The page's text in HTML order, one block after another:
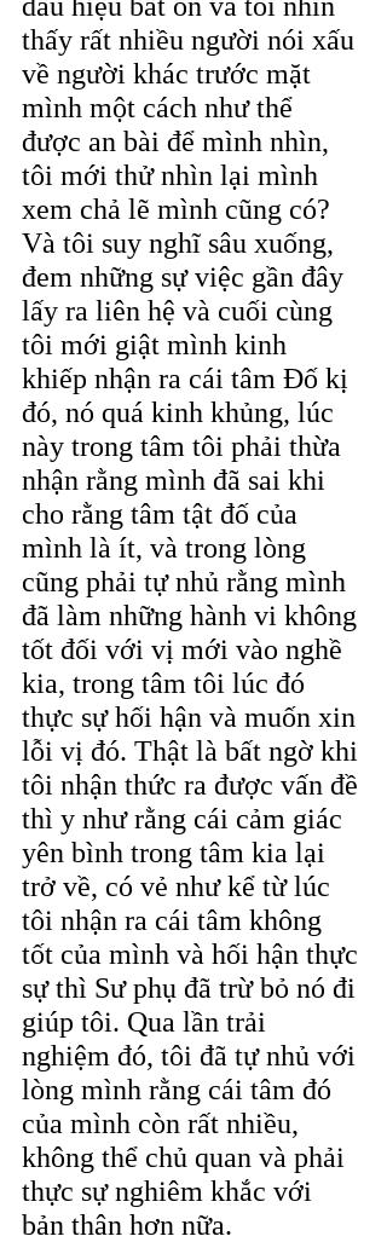
thấy rất nhiều người nói xấu
về người khác trước mặt
mình một cách như thể
được an bài để mình nhìn,
tôi mới thử nhìn lại mình
xem chả lẽ mình cũng có?
Và tôi suy nghĩ sâu xuống,
đem những sự việc gần đây
lấy ra liên hệ và cuối cùng
tôi mới giật mình kinh
khiếp nhận ra cái tâm Đố kị
đó, nó quá kinh khủng, lúc
này trong tâm tôi phải thừa
nhận rằng mình đã sai khi
cho rằng tâm tật đố của
mình là ít, và trong lòng
cũng phải tự nhủ rằng mình
đã làm những hành vi không
tốt đối với vị mới vào nghề
kia, trong tâm tôi lúc đó
thực sự hối hận và muốn xin
lỗi vị đó. Thật là bất ngờ khi
tôi nhận thức ra được vấn đề
thì y như rằng cái cảm giác
yên bình trong tâm kia lại
trở về, có vẻ như kể từ lúc
tôi nhận ra cái tâm không
tốt của mình và hối hận thực
sự thì Sư phụ đã trừ bỏ nó đi
giúp tôi. Qua lần trải
nghiệm đó, tôi đã tự nhủ với
lòng mình rằng cái tâm đó
của mình còn rất nhiều,
không thể chủ quan và phải
thực sự nghiêm khắc với
bản thân hơn nữa.